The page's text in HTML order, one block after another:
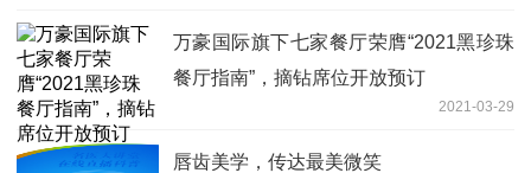
万豪国际旗下七家餐厅荣膺“2021黑珍珠
餐厅指南”，摘钻席位开放预订
2021-03-29
唇齿美学，传达最美微笑